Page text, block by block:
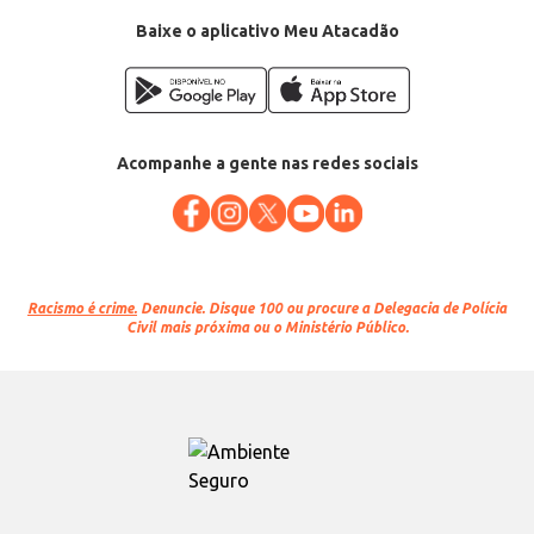
Baixe o aplicativo Meu Atacadão
Acompanhe a gente nas redes sociais
Racismo é crime. Denuncie. Disque 100 ou procure a Delegacia de Polícia
Civil mais próxima ou o Ministério Público.